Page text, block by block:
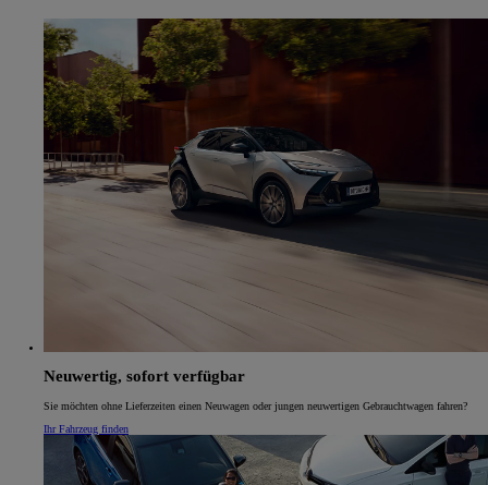
Neuwertig, sofort verfügbar
Sie möchten ohne Lieferzeiten einen Neuwagen oder jungen neuwertigen Gebrauchtwagen fahren?
Ihr Fahrzeug finden